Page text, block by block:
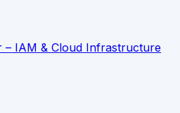
– IAM & Cloud Infrastructure